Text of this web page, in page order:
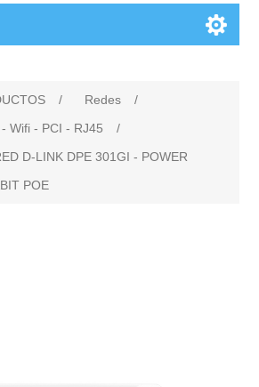
/ Redes
/
Wifi - PCI - RJ45
/
D-LINK DPE 301GI - POWER
POE